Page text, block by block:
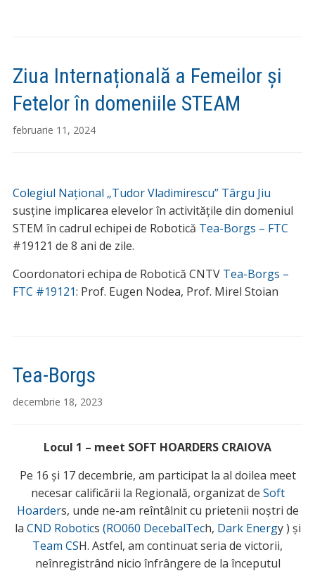
Ziua Internațională a Femeilor și
Fetelor în domeniile STEAM
februarie 11, 2024
Colegiul Național „Tudor Vladimirescu” Târgu Jiu
susține implicarea elevelor în activitățile din domeniul
STEM în cadrul echipei de Robotică Tea-Borgs – FTC
#19121 de 8 ani de zile.
Coordonatori echipa de Robotică CNTV Tea-Borgs –
FTC #19121: Prof. Eugen Nodea, Prof. Mirel Stoian
Tea-Borgs
decembrie 18, 2023
Locul 1 – meet SOFT HOARDERS CRAIOVA
Pe 16 și 17 decembrie, am participat la al doilea meet
necesar calificării la Regională, organizat de Soft
Hoarders, unde ne-am reîntâlnit cu prietenii noștri de
la CND Robotics (RO060 DecebalTech, Dark Energy ) și
Team CSH. Astfel, am continuat seria de victorii,
neînregistrând nicio înfrângere de la începutul